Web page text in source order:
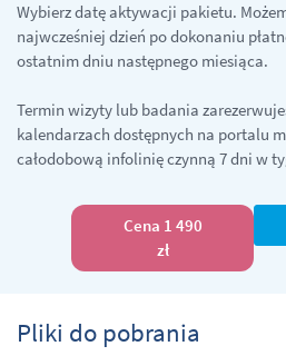
Wybierz datę aktywacji pakietu.
najwcześniej dzień po dokonaniu
ostatnim dniu następnego miesiąca.
Termin wizyty lub badania
kalendarzach dostępnych na portalu
całodobową infolinię czynną 7 dni w
Cena 1 490
zł
Pliki do pobrania